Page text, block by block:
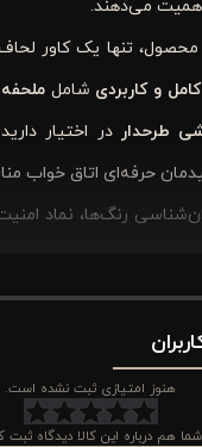
می‌دهند.
محصول، تنها یک کاور
و کاربردی شامل
طرحدار در اختیار
حرفه‌ای اتاق خواب
رنگ‌ها، نماد
با سبک
محسوب می‌شود.
ازالیاف پنبه‌ای سازگار
ایده‌آل برای خواب
باشد. اگر به دنبال
هنوز امتیازی ثبت نشده است.
شما هم درباره این کالا دیدگاه ثبت